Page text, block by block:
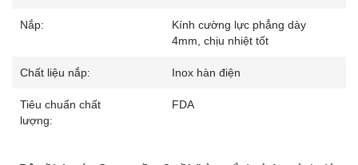
Nắp:
Kính cường lực phẳng dày
4mm, chịu nhiệt tốt
Chất liệu nắp: Inox hàn điện
Tiêu chuẩn chất
lượng:
FDA